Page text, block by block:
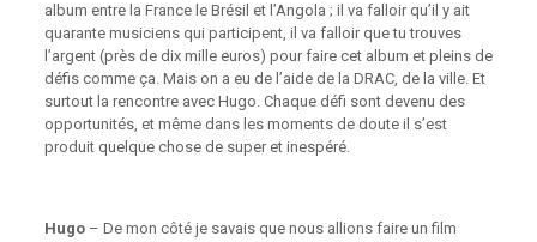
album entre la France le Brésil et l’Angola ; il va falloir qu’il y ait
quarante musiciens qui participent, il va falloir que tu trouves
l’argent (près de dix mille euros) pour faire cet album et pleins de
défis comme ça. Mais on a eu de l’aide de la DRAC, de la ville. Et
surtout la rencontre avec Hugo. Chaque défi sont devenu des
opportunités, et même dans les moments de doute il s’est
produit quelque chose de super et inespéré.
Hugo– De mon côté je savais que nous allions faire un film